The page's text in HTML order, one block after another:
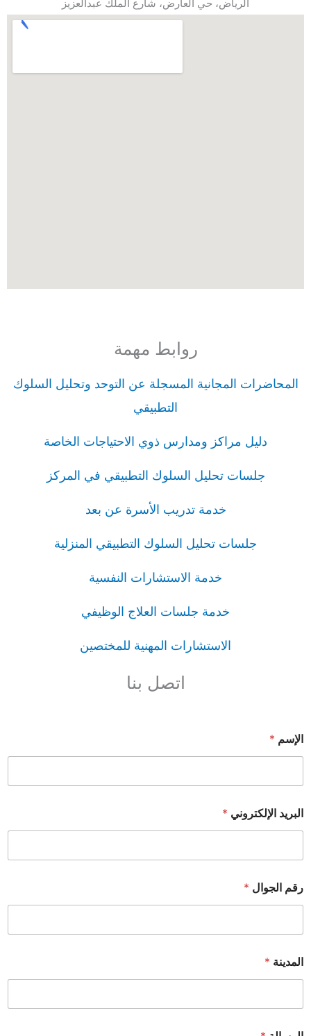
الرياض، حي العارض، شارع الملك عبدالعزيز
روابط مهمة
المحاضرات المجانية المسجلة عن التوحد وتحليل السلوك
التطبيقي
دليل مراكز ومدارس ذوي الاحتياجات الخاصة
جلسات تحليل السلوك التطبيقي في المركز
خدمة تدريب الأسرة عن بعد
جلسات تحليل السلوك التطبيقي المنزلية
خدمة الاستشارات النفسية
خدمة جلسات العلاج الوظيفي
الاستشارات المهنية للمختصين
اتصل بنا
الإسم *
البريد الإلكتروني *
رقم الجوال *
المدينة *